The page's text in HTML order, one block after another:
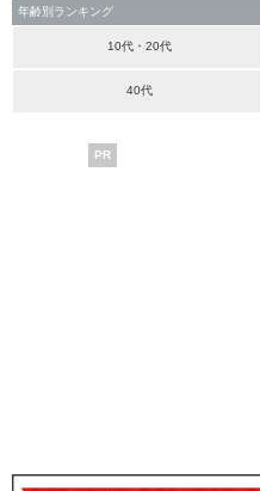
年齢別ランキング
10代・20代
40代
PR